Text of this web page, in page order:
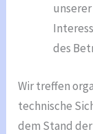
des
Wir treffen
technische
dem Stand